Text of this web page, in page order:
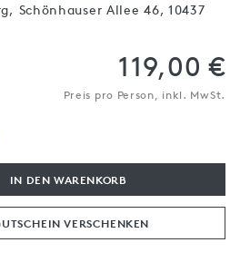
Schönhauser Allee 46, 10437
119,00 €
Preis pro Person, inkl. MwSt.
IN DEN WARENKORB
VERSCHENKEN